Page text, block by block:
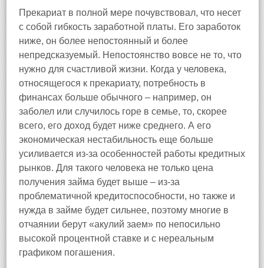
Прекариат в полной мере почувствовал, что несет
с собой гибкость заработной платы. Его заработок
ниже, он более непостоянный и более
непредсказуемый. Непостоянство вовсе не то, что
нужно для счастливой жизни. Когда у человека,
относящегося к прекариату, потребность в
финансах больше обычного – например, он
заболел или случилось горе в семье, то, скорее
всего, его доход будет ниже среднего. А его
экономическая нестабильность еще больше
усиливается из‑за особенностей работы кредитных
рынков. Для такого человека не только цена
получения займа будет выше – из‑за
проблематичной кредитоспособности, но также и
нужда в займе будет сильнее, поэтому многие в
отчаянии берут «акулий заем» по непосильно
высокой процентной ставке и с нереальным
графиком погашения.